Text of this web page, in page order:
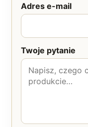
Adres e-mail
Twoje pytanie